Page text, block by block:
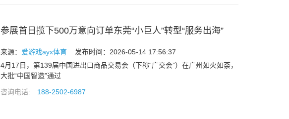
参展首日揽下500万意向订单东莞“小巨人”转型“服务出海”
来源： 爱游戏ayx体育 发布时间：2026-05-14 17:56:37
4月17日，第139届中国进出口商品交易会（下称“广交会”）在广州如火如荼，
大批“中国智造”通过
咨询电话: 188-2502-6987